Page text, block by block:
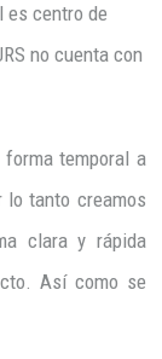
es centro de
no cuenta con
forma temporal a
lo tanto creamos
clara y rápida
Así como se